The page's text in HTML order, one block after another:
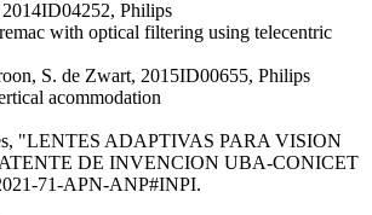
Philips
with optical filtering using telecentric
S. de Zwart, 2015ID00655, Philips
acommodation
"LENTES ADAPTIVAS PARA VISION
DE INVENCION UBA-CONICET
71-APN-ANP#INPI.